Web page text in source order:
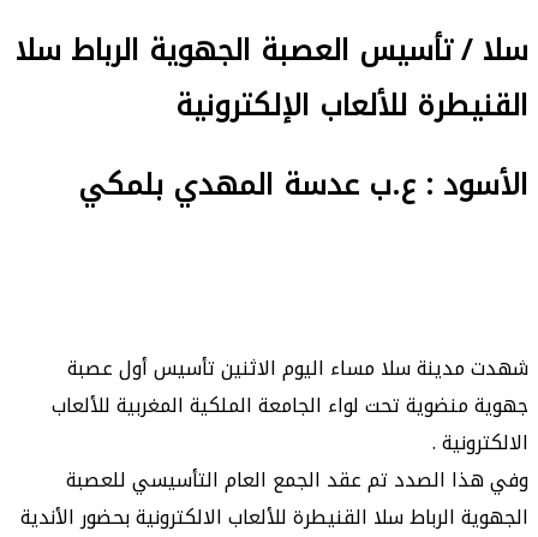
سلا / تأسيس العصبة الجهوية الرباط سلا
القنيطرة للألعاب الإلكترونية
الأسود : ع.ب عدسة المهدي بلمكي
شهدت مدينة سلا مساء اليوم الاثنين تأسيس أول عصبة
جهوية منضوية تحت لواء الجامعة الملكية المغربية للألعاب
الالكترونية .
وفي هذا الصدد تم عقد الجمع العام التأسيسي للعصبة
الجهوية الرباط سلا القنيطرة للألعاب الالكترونية بحضور الأندية